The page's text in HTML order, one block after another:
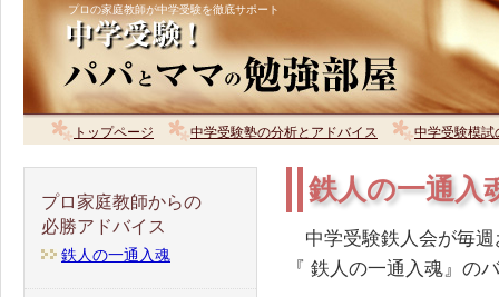
プロの家庭教師が中学受験を徹底サポート
トップページ 中学受験塾の分析とアドバイス 中学受験模試
鉄人の一通入
中学受験鉄人会が毎週
『 鉄人の一通入魂』の
プロ家庭教師からの
必勝アドバイス
鉄人の一通入魂